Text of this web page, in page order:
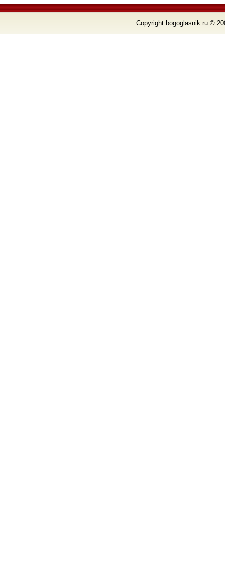
Copyright bogoglasnik.ru ©